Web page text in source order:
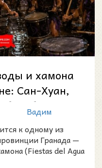
и хамона
Сан-Хуан,
барабаны и
Вадим
к одному из
Гранада —
(Fiestas del Agua